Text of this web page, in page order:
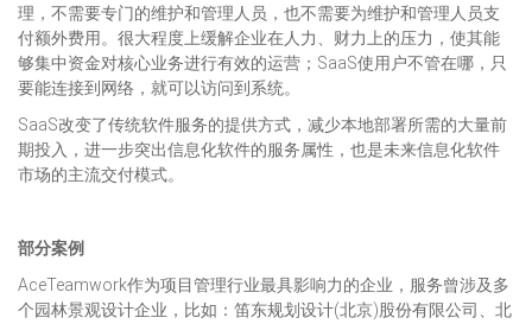
理，不需要专门的维护和管理人员，也不需要为维护和管理人员支
付额外费用。很大程度上缓解企业在人力、财力上的压力，使其能
够集中资金对核心业务进行有效的运营；SaaS使用户不管在哪，只
要能连接到网络，就可以访问到系统。
SaaS改变了传统软件服务的提供方式，减少本地部署所需的大量前
期投入，进一步突出信息化软件的服务属性，也是未来信息化软件
市场的主流交付模式。
部分案例
AceTeamwork作为项目管理行业最具影响力的企业，服务曾涉及多
个园林景观设计企业，比如：笛东规划设计(北京)股份有限公司、北